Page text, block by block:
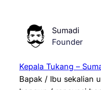
Sumadi
Founder
Kepala Tukang –
Bapak / Ibu sekalian